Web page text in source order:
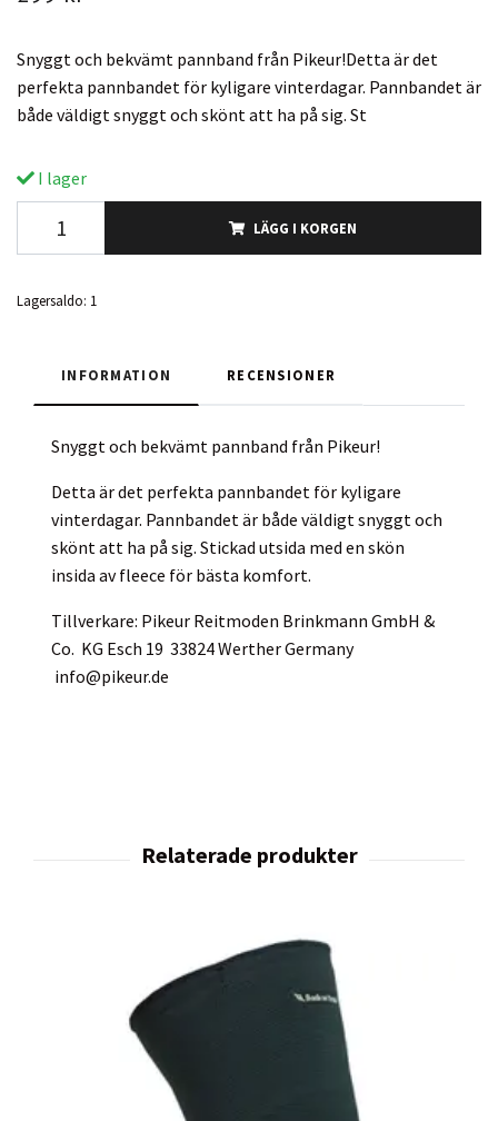
Snyggt och bekvämt pannband från Pikeur!Detta är det
perfekta pannbandet för kyligare vinterdagar. Pannbandet är
både väldigt snyggt och skönt att ha på sig. St
I lager
LÄGG I KORGEN
Lagersaldo: 1
INFORMATION RECENSIONER
Snyggt och bekvämt pannband från Pikeur!
Detta är det perfekta pannbandet för kyligare
vinterdagar. Pannbandet är både väldigt snyggt och
skönt att ha på sig. Stickad utsida med en skön
insida av fleece för bästa komfort.
Tillverkare: Pikeur Reitmoden Brinkmann GmbH &
Co. KG Esch 19 33824 Werther Germany
info@pikeur.de